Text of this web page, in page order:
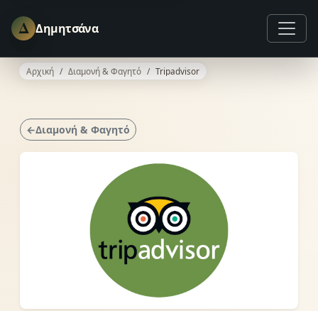
Δ Δημητσάνα
Αρχική Διαμονή & Φαγητό Tripadvisor
←Διαμονή & Φαγητό